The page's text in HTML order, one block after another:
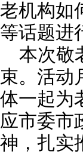
老机构如
等话题进
本次敬
束。活动
体一起为
应市委市
神，扎实